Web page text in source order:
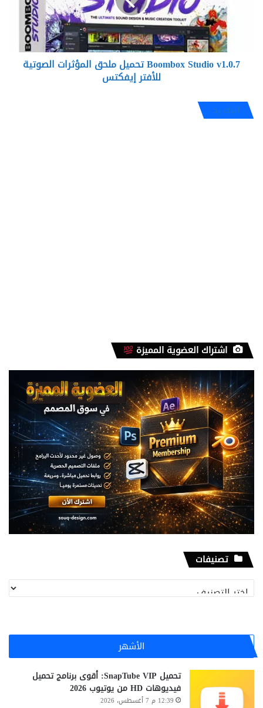
إيفكتس
Boombox Studio v1.0.7 تحميل ملحق المؤثرات الصوتية
للأفتر إيفكتس
اترك رد
اشتراك العضوية المميزة
تصنيفات
تصنيفات
الأشهر
تحميل SnapTube VIP: أقوى برنامج تحميل
فيديوهات HD من يوتيوب 2026
12:39 م 7 أغسطس، 2026